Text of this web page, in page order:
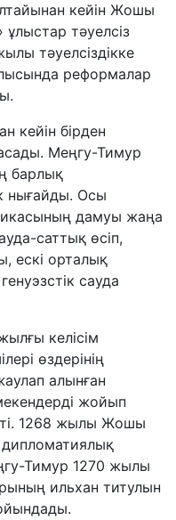
кейін Жошы
тәуелсіз
тәуелсіздікке
реформалар
кейін бірден
Меңгу-Тимур
барлық
нығайды. Осы
дамуы жаңа
саттық өсіп,
ескі орталық
сауда
келісім
өздерінің
алынған
жойып
1268 жылы Жошы
Тимур 1270 жылы
ильхан титулын